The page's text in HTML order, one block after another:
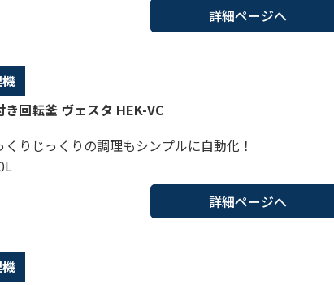
詳細ページへ
回転釜 ヴェスタ HEK-VC
りじっくりの調理もシンプルに自動化！
詳細ページへ